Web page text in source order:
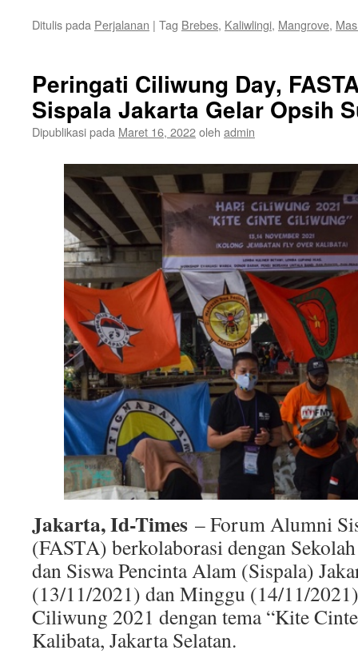
Ditulis pada Perjalanan | Tag Brebes, Kaliwlingi, Mangrove,
Peringati Ciliwung Day,
Sispala Jakarta Gelar Opsih
Dipublikasi pada Maret 16, 2022oleh admin
Jakarta, Id-Times – Forum Alumni
(FASTA) berkolaborasi dengan
dan Siswa Pencinta Alam (Sispala)
(13/11/2021) dan Minggu (14/11/
Ciliwung 2021 dengan tema “Kite
Kalibata, Jakarta Selatan.